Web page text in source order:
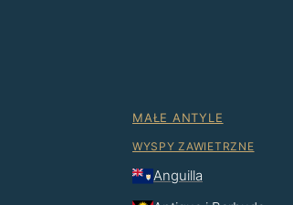
MAŁE ANTYLE
WYSPY ZAWIETRZNE
Anguilla